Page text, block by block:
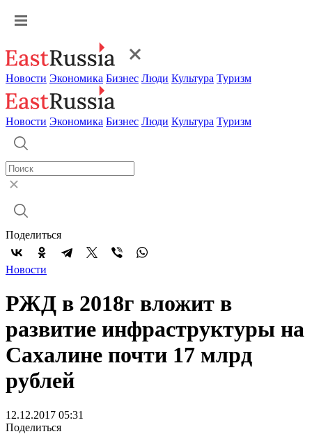
Новости Экономика Бизнес Люди Культура Туризм
Новости Экономика Бизнес Люди Культура Туризм
Поделиться
Новости
РЖД в 2018г вложит в
развитие инфраструктуры на
Сахалине почти 17 млрд
рублей
12.12.2017 05:31
Поделиться